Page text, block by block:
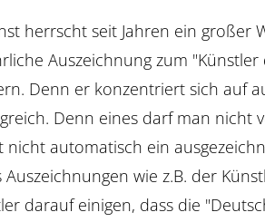
herrscht seit Jahren ein großer
Auszeichnung zum
Denn er konzentriert sich auf
Denn eines darf man nicht
nicht automatisch ein
Auszeichnungen wie z.B. der
darauf einigen, dass die